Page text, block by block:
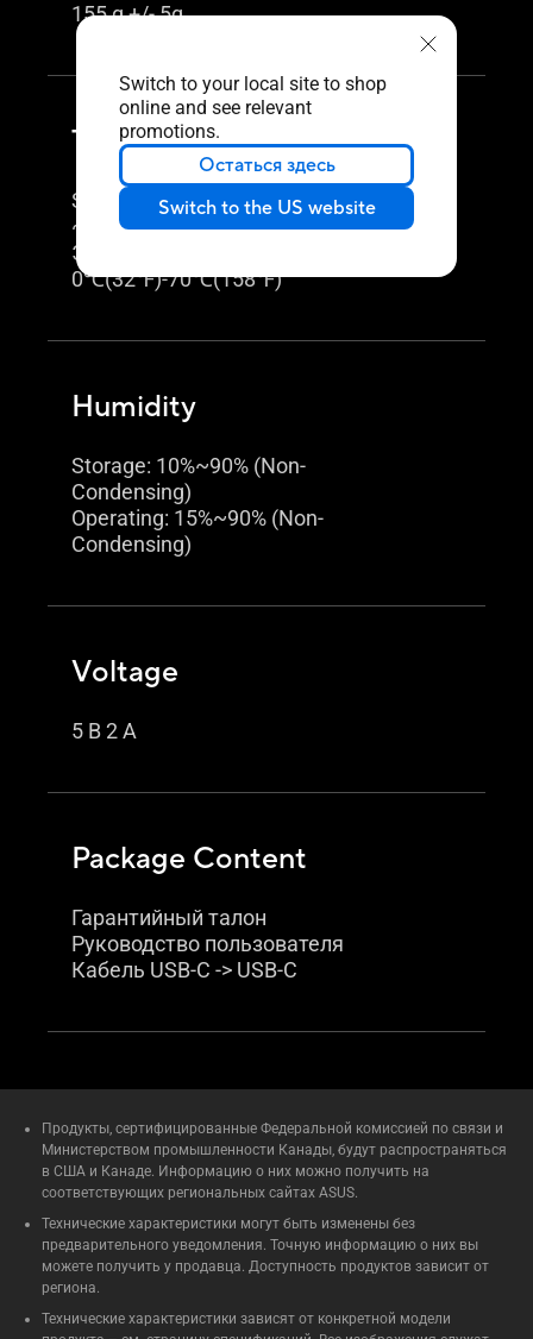
Switch to your local site to shop
online and see relevant
promotions.
Остаться здесь
Switch to the US website
155 g +/- 5g
Temperature
Storage: -40℃(-40℉)
~60℃(140℉)
Эксплуатация:
0℃(32℉)-70℃(158℉)
Humidity
Storage: 10%~90% (Non-
Condensing)
Operating: 15%~90% (Non-
Condensing)
Voltage
5 В 2 A
Package Content
Гарантийный талон
Руководство пользователя
Кабель USB-C -> USB-C
Продукты, сертифицированные Федеральной комиссией по связи и
Министерством промышленности Канады, будут распространяться
в США и Канаде. Информацию о них можно получить на
соответствующих региональных сайтах ASUS.
Технические характеристики могут быть изменены без
предварительного уведомления. Точную информацию о них вы
можете получить у продавца. Доступность продуктов зависит от
региона.
Технические характеристики зависят от конкретной модели